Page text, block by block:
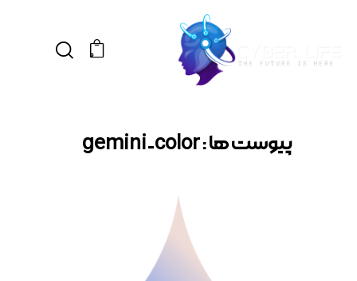
0
پیوست ها : gemini-color